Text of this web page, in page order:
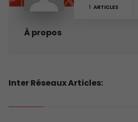
1 ARTICLES
À propos
Inter Réseaux Articles: